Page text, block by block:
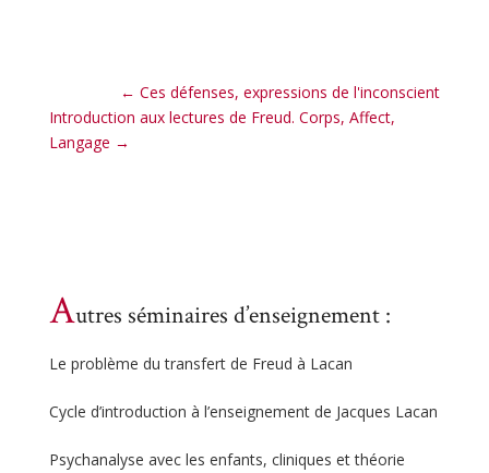
←Ces défenses, expressions de l'inconscient
Introduction aux lectures de Freud. Corps, Affect,
Langage →
Autres séminaires d’enseignement :
Le problème du transfert de Freud à Lacan
Cycle d’introduction à l’enseignement de Jacques Lacan
Psychanalyse avec les enfants, cliniques et théorie